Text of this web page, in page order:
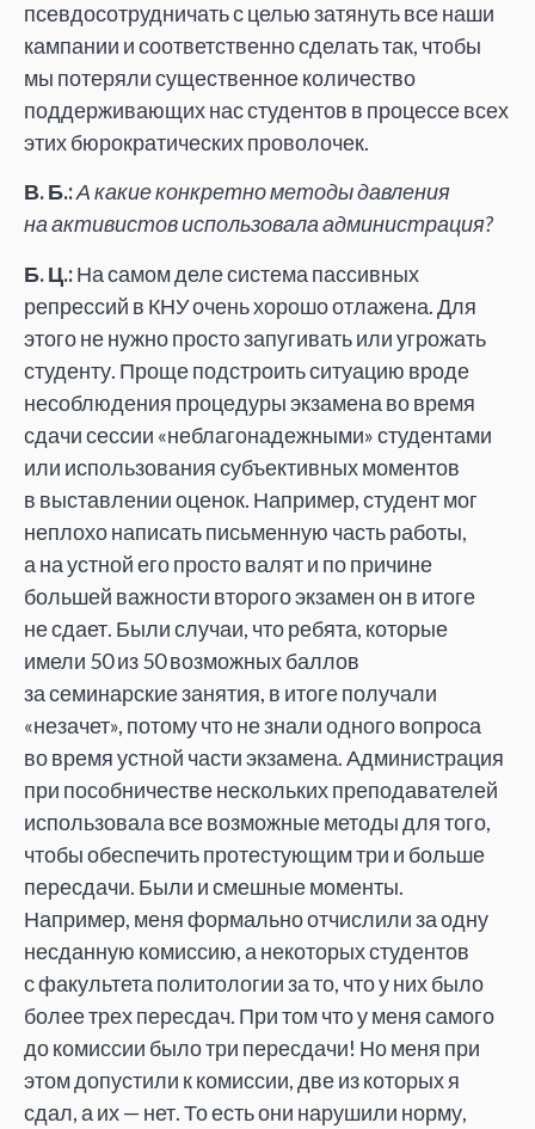
псевдосотрудничать с целью затянуть все наши
кампании и соответственно сделать так, чтобы
мы потеряли существенное количество
поддерживающих нас студентов в процессе всех
этих бюрократических проволочек.
В. Б.:А какие конкретно методы давления
на активистов использовала администрация?
Б. Ц.:На самом деле система пассивных
репрессий в КНУ очень хорошо отлажена. Для
этого не нужно просто запугивать или угрожать
студенту. Проще подстроить ситуацию вроде
несоблюдения процедуры экзамена во время
сдачи сессии «неблагонадежными» студентами
или использования субъективных моментов
в выставлении оценок. Например, студент мог
неплохо написать письменную часть работы,
а на устной его просто валят и по причине
большей важности второго экзамен он в итоге
не сдает. Были случаи, что ребята, которые
имели 50 из 50 возможных баллов
за семинарские занятия, в итоге получали
«незачет», потому что не знали одного вопроса
во время устной части экзамена. Администрация
при пособничестве нескольких преподавателей
использовала все возможные методы для того,
чтобы обеспечить протестующим три и больше
пересдачи. Были и смешные моменты.
Например, меня формально отчислили за одну
несданную комиссию, а некоторых студентов
с факультета политологии за то, что у них было
более трех пересдач. При том что у меня самого
до комиссии было три пересдачи! Но меня при
этом допустили к комиссии, две из которых я
сдал, а их — нет. То есть они нарушили норму,